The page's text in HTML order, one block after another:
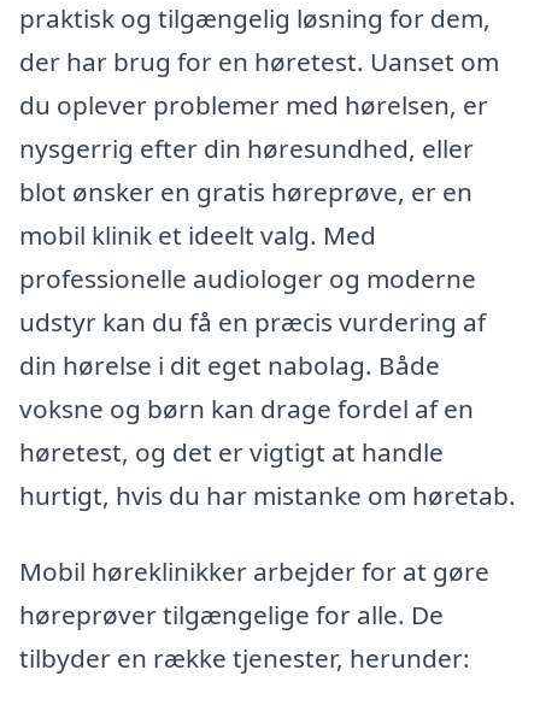
praktisk og tilgængelig løsning for dem,
der har brug for en høretest. Uanset om
du oplever problemer med hørelsen, er
nysgerrig efter din høresundhed, eller
blot ønsker en gratis høreprøve, er en
mobil klinik et ideelt valg. Med
professionelle audiologer og moderne
udstyr kan du få en præcis vurdering af
din hørelse i dit eget nabolag. Både
voksne og børn kan drage fordel af en
høretest, og det er vigtigt at handle
hurtigt, hvis du har mistanke om høretab.
Mobil høreklinikker arbejder for at gøre
høreprøver tilgængelige for alle. De
tilbyder en række tjenester, herunder: